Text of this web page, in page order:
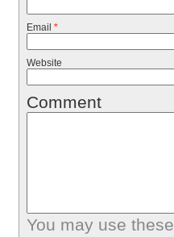
Email *
Website
Comment
You may use these